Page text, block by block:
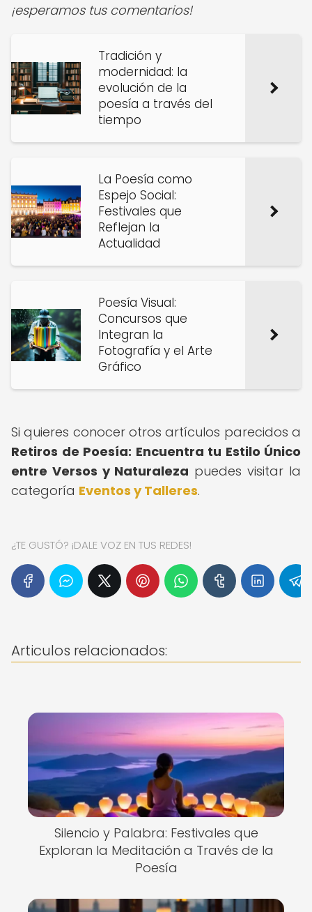
¡esperamos tus comentarios!
Tradición y
modernidad: la
evolución de la
poesía a través del
tiempo
La Poesía como
Espejo Social:
Festivales que
Reflejan la
Actualidad
Poesía Visual:
Concursos que
Integran la
Fotografía y el Arte
Gráfico
Si quieres conocer otros artículos parecidos a
Retiros de Poesía: Encuentra tu Estilo Único
entre Versos y Naturaleza puedes visitar la
categoría Eventos y Talleres.
¿TE GUSTÓ? ¡DALE VOZ EN TUS REDES!
Articulos relacionados:
Silencio y Palabra: Festivales que
Exploran la Meditación a Través de la
Poesía